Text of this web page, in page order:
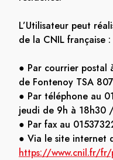
L’Utilisateur peut
de la CNIL française :
● Par courrier postal
de Fontenoy TSA
● Par téléphone au
jeudi de 9h à 18h30
● Par fax au
● Via le site internet
https://www.cnil.fr/fr/